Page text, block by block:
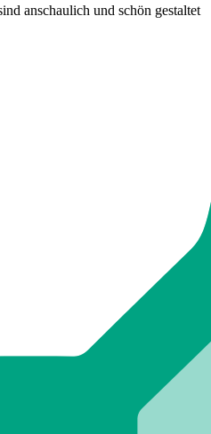
anschaulich und schön gestaltet